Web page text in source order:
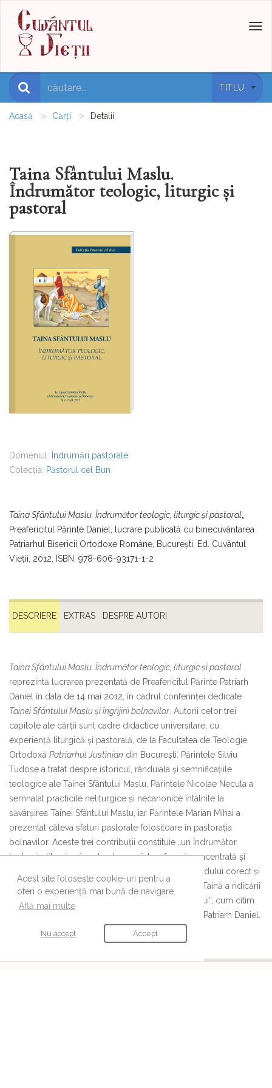
Acest site folosește cookie-uri pentru a
oferi o experiență mai bună de navigare.
Află mai multe
Nu accept Accept
TITLU
Acasă Cărți Detalii
Taina Sfântului Maslu.
Îndrumător teologic, liturgic şi
pastoral
Domeniul: Îndrumări pastorale
Colecția: Păstorul cel Bun
Taina Sfântului Maslu. Îndrumător teologic, liturgic şi pastoral,
Preafericitul Părinte Daniel, lucrare publicată cu binecuvântarea
Patriarhul Bisericii Ortodoxe Române, Bucureşti, Ed. Cuvântul
Vieţii, 2012, ISBN: 978-606-93171-1-2
DESCRIERE EXTRAS DESPRE AUTORI
Taina Sfântului Maslu. Îndrumător teologic, liturgic şi pastoral
reprezintă lucrarea prezentată de Preafericitul Părinte Patriarh
Daniel în data de 14 mai 2012, în cadrul conferinţei dedicate
Tainei Sfântului Maslu şiîngrijirii bolnavilor. Autorii celor trei
capitole ale cărţii sunt cadre didactice universitare, cu
experienţă liturgică şi pastorală, de la Facultatea de Teologie
Ortodoxă Patriarhul Justinian din Bucureşti. Părintele Silviu
Tudose a tratat despre istoricul, rânduiala şi semnificaţiile
teologice ale Tainei Sfântului Maslu, Părintele Nicolae Necula a
semnalat practicile neliturgice şi necanonice întâlnite la
săvârşirea Tainei Sfântului Maslu, iar Părintele Marian Mihai a
prezentat câteva sfaturi pastorale folositoare în pastoraţia
bolnavilor. Aceste trei contribuţii constituie „un îndrumător
teologic, liturgic şi pastoral, care, într-o formă concentrată şi
sistematică, cuprinde aspectele principale ale modului corect şi
pastoral de înţelegere a Tainei Sfântului Maslu ca Taină a ridicării
sufletului din boala păcatului şi a vindecării trupului”, cum citim
semnat de Preafericitul Părinte Patriarh Daniel.